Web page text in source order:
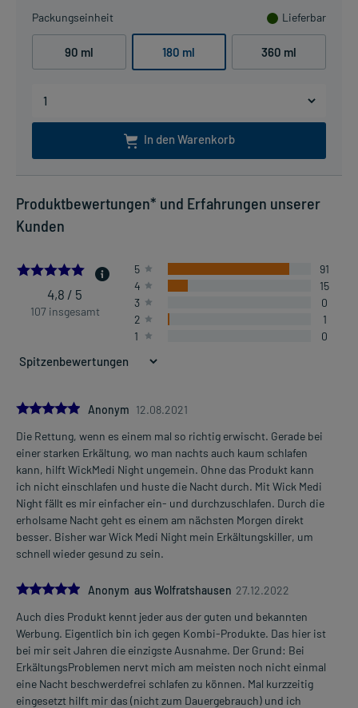
Packungseinheit Lieferbar
90 ml 180 ml 360 ml
In den Warenkorb
Produktbewertungen* und Erfahrungen unserer
Kunden
4.831775700934579
4,8 / 5
107 insgesamt
5
91
4
15
3
0
2
1
1
0
5.0Anonym 12.08.2021
Die Rettung, wenn es einem mal so richtig erwischt. Gerade bei
einer starken Erkältung, wo man nachts auch kaum schlafen
kann, hilft WickMedi Night ungemein. Ohne das Produkt kann
ich nicht einschlafen und huste die Nacht durch. Mit Wick Medi
Night fällt es mir einfacher ein- und durchzuschlafen. Durch die
erholsame Nacht geht es einem am nächsten Morgen direkt
besser. Bisher war Wick Medi Night mein Erkältungskiller, um
schnell wieder gesund zu sein.
5.0Anonym aus Wolfratshausen 27.12.2022
Auch dies Produkt kennt jeder aus der guten und bekannten
Werbung. Eigentlich bin ich gegen Kombi-Produkte. Das hier ist
bei mir seit Jahren die einzigste Ausnahme. Der Grund: Bei
ErkältungsProblemen nervt mich am meisten noch nicht einmal
eine Nacht beschwerdefrei schlafen zu können. Mal kurzzeitig
eingesetzt hilft mir das (nicht zum Dauergebrauch) und ich